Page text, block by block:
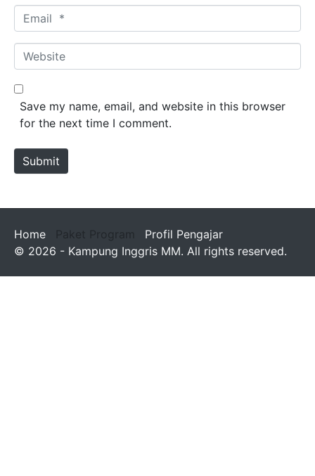
m
*
m
a
*
W
e
b
e
Save my name, email, and website in this browser
for the next time I comment.
Submit
Home Paket Program
Profil Pengajar
© 2026 - Kampung Inggris MM. All rights reserved.